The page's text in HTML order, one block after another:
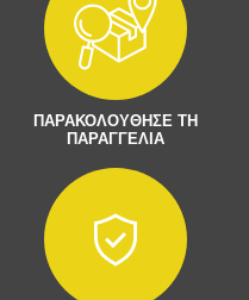
ΠΑΡΑΚΟΛΟΥΘΗΣΕ ΤΗ
ΠΑΡΑΓΓΕΛΙΑ